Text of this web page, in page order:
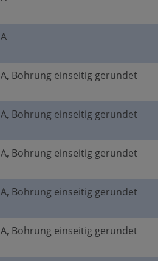
A
A, Bohrung einseitig gerundet
A, Bohrung einseitig gerundet
A, Bohrung einseitig gerundet
A, Bohrung einseitig gerundet
A, Bohrung einseitig gerundet